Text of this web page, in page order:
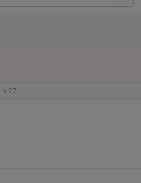
v.27